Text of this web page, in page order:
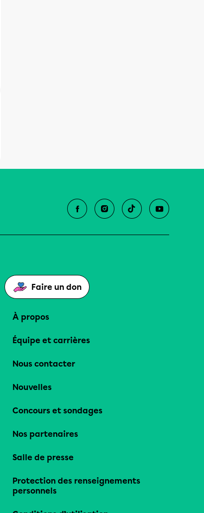
Faire un don
À propos
Équipe et carrières
Nous contacter
Nouvelles
Concours et sondages
Nos partenaires
Salle de presse
Protection des renseignements
personnels